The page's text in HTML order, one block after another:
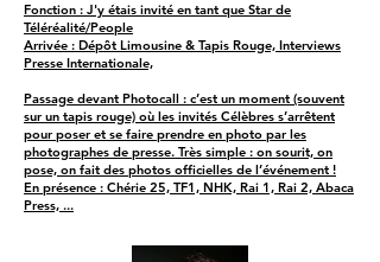
Fonction : J'y étais invité en tant que Star de
Téléréalité/People
Arrivée : Dépôt Limousine & Tapis Rouge, Interviews
Presse Internationale,
Passage devant Photocall : c’est un moment (souvent
sur un tapis rouge) où les invités Célèbres s’arrêtent
pour poser et se faire prendre en photo par les
photographes de presse. Très simple : on sourit, on
pose, on fait des photos officielles de l’événement !
En présence : Chérie 25, TF1, NHK, Rai 1, Rai 2, Abaca
Press, ...